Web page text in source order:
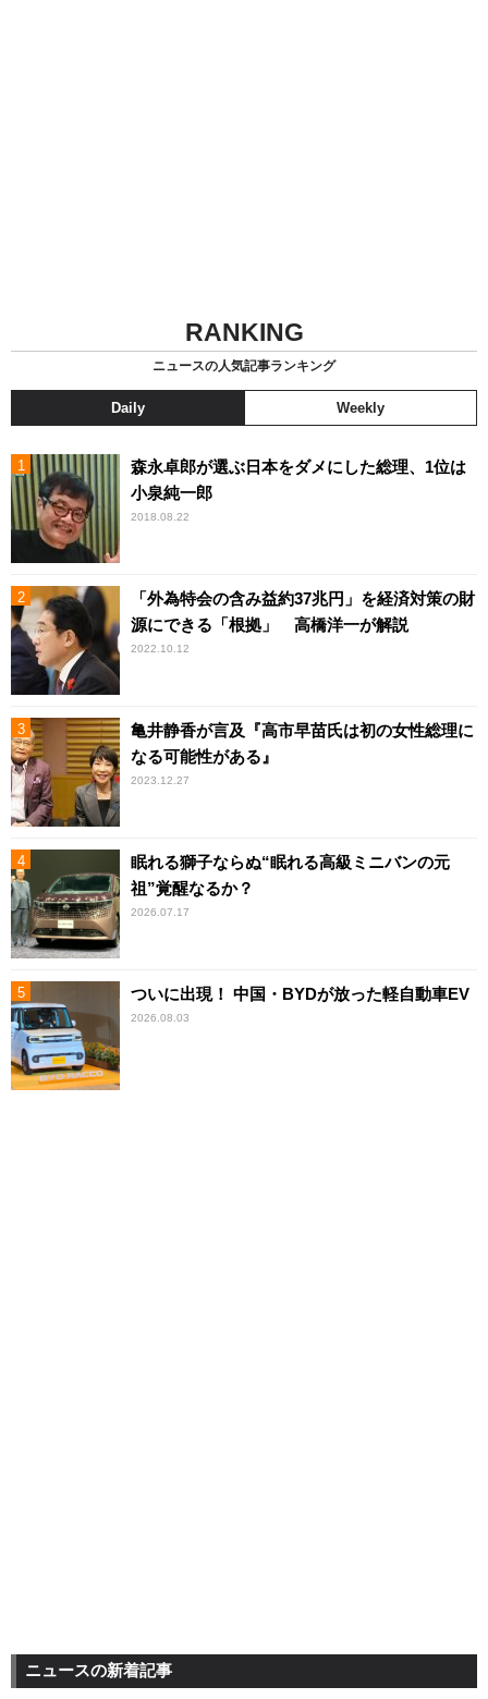
RANKING
ニュースの人気記事ランキング
Daily Weekly
森永卓郎が選ぶ日本をダメにした総理、1位は
小泉純一郎
2018.08.22
「外為特会の含み益約37兆円」を経済対策の財
源にできる「根拠」 高橋洋一が解説
2022.10.12
亀井静香が言及『高市早苗氏は初の女性総理に
なる可能性がある』
2023.12.27
眠れる獅子ならぬ“眠れる高級ミニバンの元
祖”覚醒なるか？
2026.07.17
ついに出現！ 中国・BYDが放った軽自動車EV
2026.08.03
ニュースの新着記事